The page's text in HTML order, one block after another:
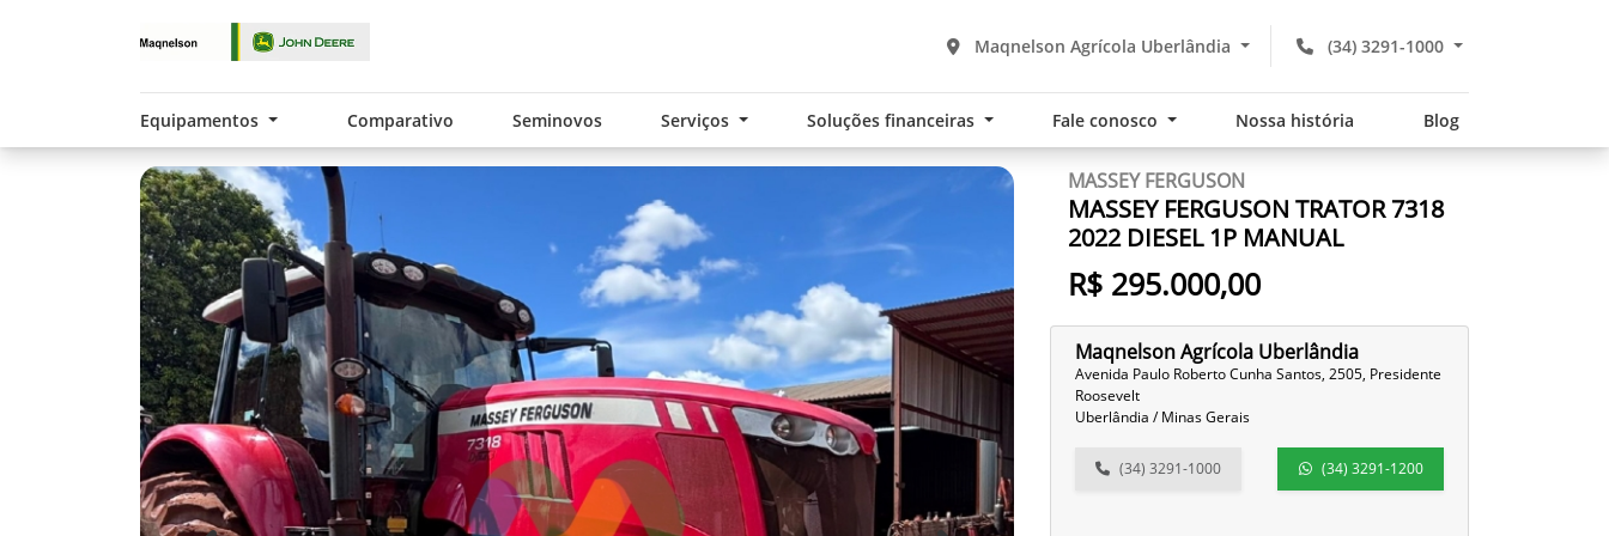
(34) 3291-1000
Maqnelson Agrícola Uberlândia
Equipamentos Comparativo Seminovos Serviços Soluções financeiras Fale conosco Nossa história Blog
MASSEY FERGUSON
MASSEY FERGUSON TRATOR 7318
2022 DIESEL 1P MANUAL
R$ 295.000,00
Maqnelson Agrícola Uberlândia
Avenida Paulo Roberto Cunha Santos, 2505, Presidente
Roosevelt
Uberlândia / Minas Gerais
(34) 3291-1000 (34) 3291-1200